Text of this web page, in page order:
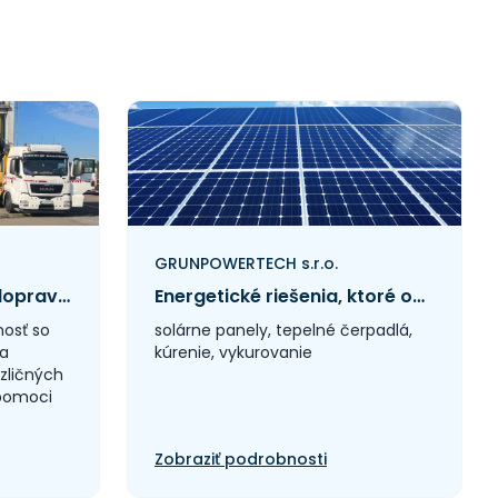
Spoľahlivá technická doprava a žeriavnícke riešenia pre náročné projekty
so
GRUNPOWERTECH s.r.o.
Energetické riešenia, ktoré ocenia firmy aj domácnosti
solárne panely, tepelné čerpadlá,
kúrenie, vykurovanie
Zobraziť podrobnosti